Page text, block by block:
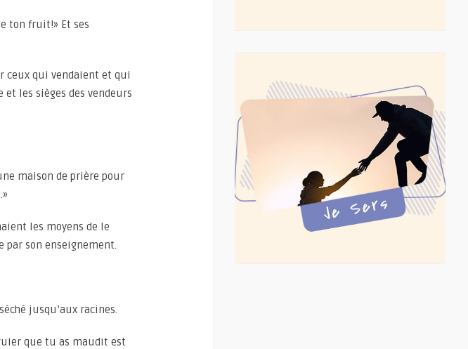
ton fruit!» Et ses
ceux qui vendaient et qui
les sièges des vendeurs
maison de prière pour
.»
les moyens de le
son enseignement.
jusqu’aux racines.
que tu as maudit est